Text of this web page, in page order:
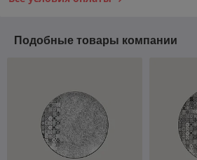
Подобные товары компании